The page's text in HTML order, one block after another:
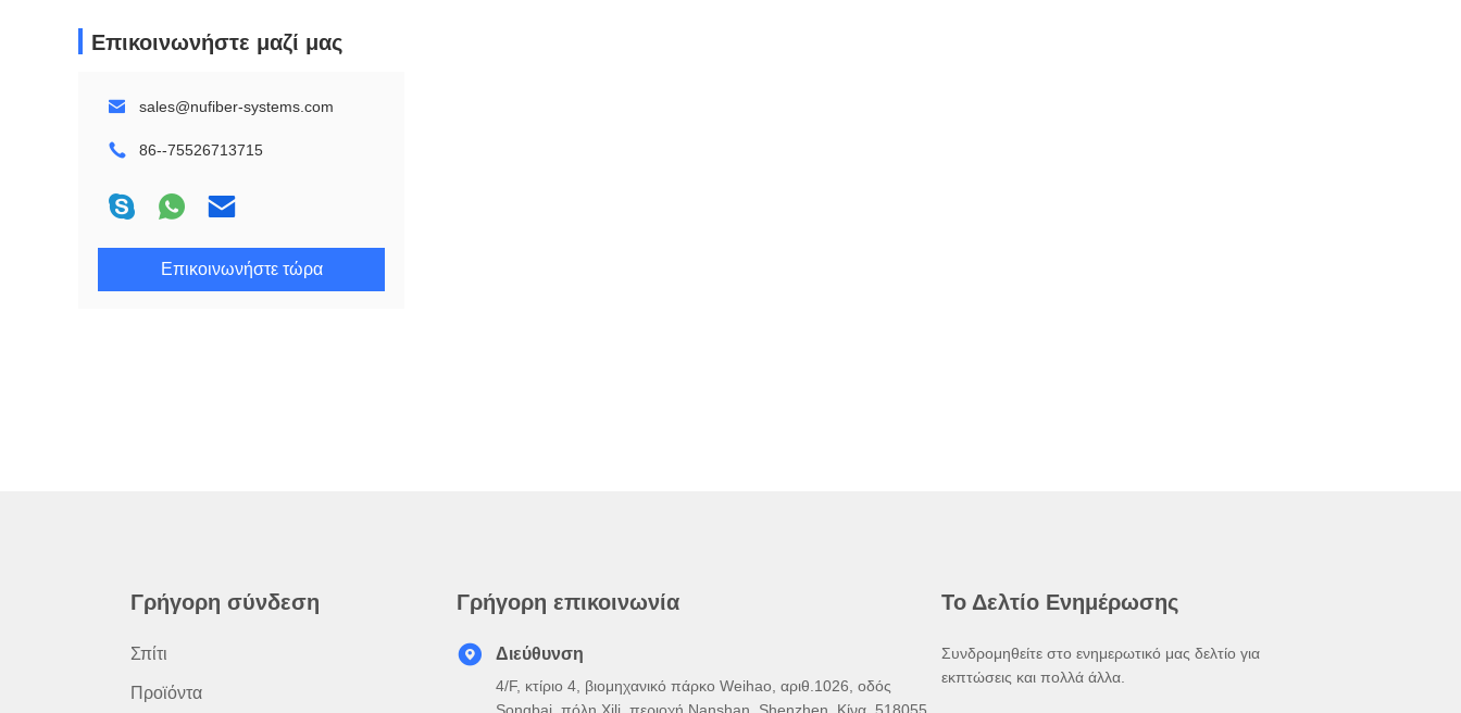
Επικοινωνήστε μαζί μας
sales@nufiber-systems.com
86--75526713715
Επικοινωνήστε τώρα
Γρήγορη σύνδεση
Σπίτι
Προϊόντα
Γρήγορη επικοινωνία
Διεύθυνση
4/F, κτίριο 4, βιομηχανικό πάρκο Weihao, αριθ.1026, οδός
Το Δελτίο Ενημέρωσης
Συνδρομηθείτε στο ενημερωτικό μας δελτίο για
εκπτώσεις και πολλά άλλα.